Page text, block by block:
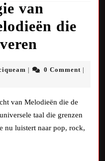
van
die
van
radiocaciqueam
0 Comment
van Melodieën die de
taal die grenzen
nu luistert naar pop, rock,